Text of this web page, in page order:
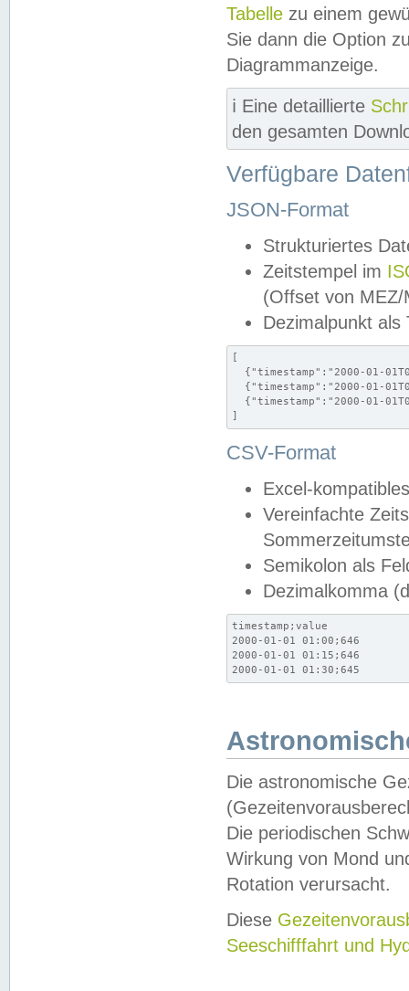
Tabelle zu einem
Sie dann die Option
Diagrammanzeige.
ℹ️ Eine detaillierte
den gesamten
Verfügbare
JSON-Format
Strukturiertes
Zeitstempel im
(Offset von MEZ/
Dezimalpunkt als
[
{"timestamp":"2000-01-
{"timestamp":"2000-01-
{"timestamp":"2000-01-
]
CSV-Format
Excel-
Vereinfachte
Semikolon als
Dezimalkomma
timestamp;value
2000-01-01 01:00;646
2000-01-01 01:15;646
2000-01-01 01:30;645
Die astronomische
Die periodischen
Wirkung von Mond
Rotation verursacht.
Diese
Seeschifffahrt und